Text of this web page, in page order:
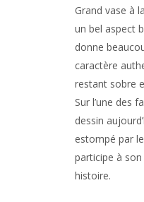
Grand vase à
un bel aspect
donne
caractère
restant sobre
Sur l’une des
dessin
estompé par
participe à
histoire.